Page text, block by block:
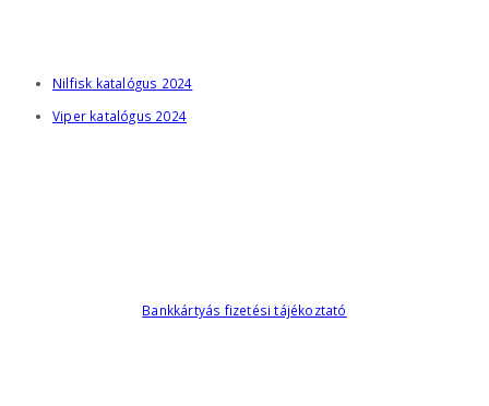
Nilfisk katalógus 2024
Viper katalógus 2024
Bankkártyás fizetési tájékoztató